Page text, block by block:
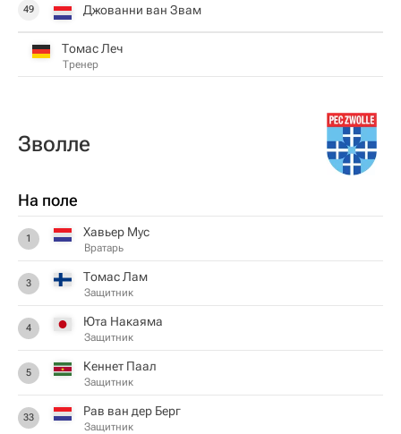
49 Джованни ван Звам
Томас Леч
Тренер
Зволле
На поле
1 Хавьер Мус
Вратарь
3 Томас Лам
Защитник
4 Юта Накаяма
Защитник
5 Кеннет Паал
Защитник
33 Рав ван дер Берг
Защитник